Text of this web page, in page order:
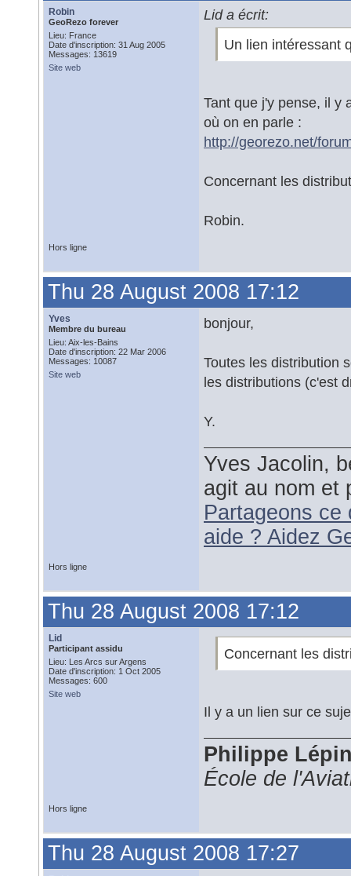
Robin
GeoRezo forever
Lieu: France
Date d'inscription: 31 Aug 2005
Messages: 13619
Site web
Lid a écrit:
Un lien intéressant
Tant que j'y pense, il y
où on en parle :
http://georezo.net/
Concernant les
Robin.
Hors ligne
Thu 28 August 2008 17:12
Yves
Membre du bureau
Lieu: Aix-les-Bains
Date d'inscription: 22 Mar 2006
Messages: 10087
Site web
bonjour,
Toutes les distribution
les distributions (c'est
Y.
Yves Jacolin,
agit au nom et
Partageons ce
aide ? Aidez
Hors ligne
Thu 28 August 2008 17:12
Lid
Participant assidu
Lieu: Les Arcs sur Argens
Date d'inscription: 1 Oct 2005
Messages: 600
Site web
Concernant les
Il y a un lien sur ce
Philippe
École de
Hors ligne
Thu 28 August 2008 17:27